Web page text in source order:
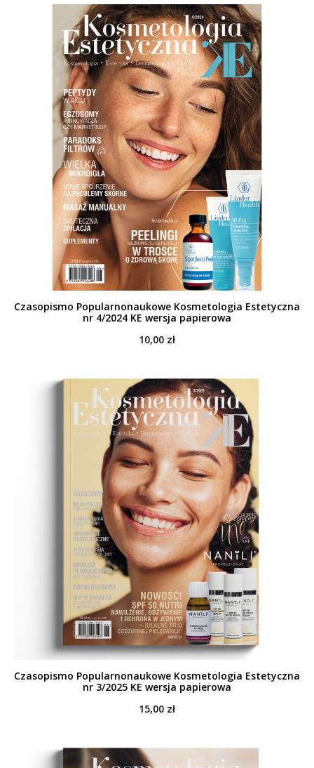
Czasopismo Popularnonaukowe Kosmetologia Estetyczna
nr 4/2024 KE wersja papierowa
10,00 zł
Czasopismo Popularnonaukowe Kosmetologia Estetyczna
nr 3/2025 KE wersja papierowa
15,00 zł